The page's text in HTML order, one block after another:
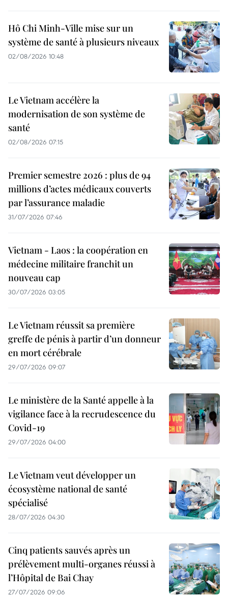
Hô Chi Minh-Ville mise sur un
système de santé à plusieurs niveaux
02/08/2026 10:48
Le Vietnam accélère la
modernisation de son système de
santé
02/08/2026 07:15
Premier semestre 2026 : plus de 94
millions d’actes médicaux couverts
par l’assurance maladie
31/07/2026 07:46
Vietnam - Laos : la coopération en
médecine militaire franchit un
nouveau cap
30/07/2026 03:05
Le Vietnam réussit sa première
greffe de pénis à partir d’un donneur
en mort cérébrale
29/07/2026 09:07
Le ministère de la Santé appelle à la
vigilance face à la recrudescence du
Covid-19
29/07/2026 04:00
Le Vietnam veut développer un
écosystème national de santé
spécialisé
28/07/2026 04:30
Cinq patients sauvés après un
prélèvement multi-organes réussi à
l’Hôpital de Bai Chay
27/07/2026 09:06